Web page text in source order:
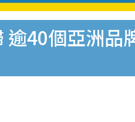
40個亞洲